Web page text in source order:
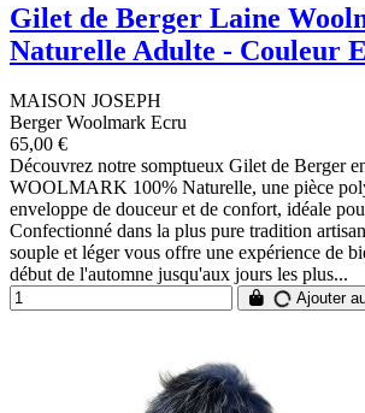
Gilet de Berger Laine
Naturelle Adulte - Couleur
MAISON JOSEPH
Berger Woolmark Ecru
65,00 €
Découvrez notre somptueux Gilet de Berger
WOOLMARK 100% Naturelle, une pièce
enveloppe de douceur et de confort, idéale
Confectionné dans la plus pure tradition
souple et léger vous offre une expérience de
début de l'automne jusqu'aux jours les plus...
Ajouter